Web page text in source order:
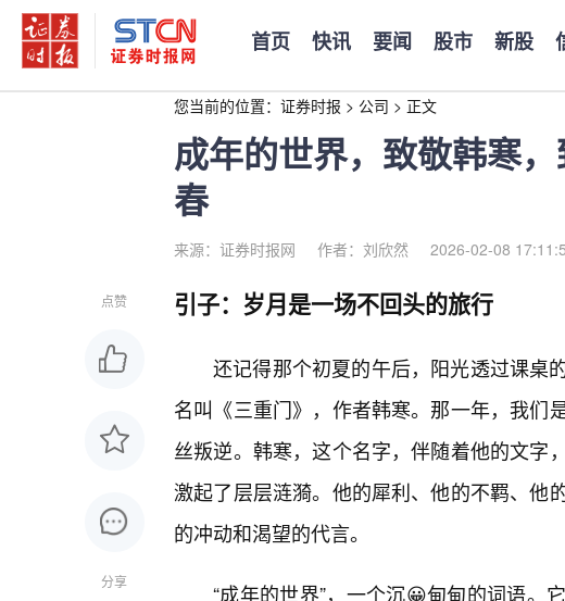
首页 快讯 要闻 股市 新股
您当前的位置： 证券时报 > 公司 > 正文
成年的世界，致敬韩寒
春
来源：证券时报网 作者：刘欣然 2026-02-08
点赞
分享
引子：岁月是一场不回头的旅行
还记得那个初夏的午后，阳光透过课桌
名叫《三重门》，作者韩寒。那一年，我们
丝叛逆。韩寒，这个名字，伴随着他的文字
激起了层层涟漪。他的犀利、他的不羁、他
的冲动和渴望的代言。
“成年的世界”，一个沉😀甸甸的词语。